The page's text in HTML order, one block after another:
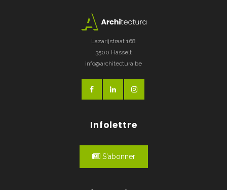
Lazarijstraat 168
3500 Hasselt
info@architectura.be
Infolettre
S'abonner